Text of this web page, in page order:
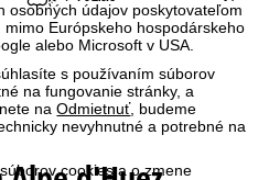
osobných údajov poskytovateľom
Európskeho hospodárskeho
alebo Microsoft v USA.
s používaním súborov
na fungovanie stránky, a
naOdmietnuť, budeme
nevyhnutné a potrebné na
cookies a o zmene